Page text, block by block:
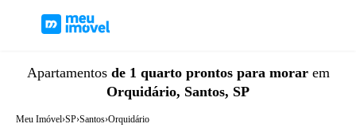
Apartamentos de 1 quarto prontos para morar em
Orquidário, Santos, SP
Meu Imóvel›SP›Santos›Orquidário